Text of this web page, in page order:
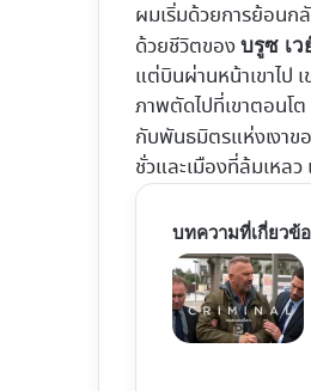
ผมเริ่มด้วยการย้อนก
ด้วยชีวิตของบรูซ เว
แต่บินผ่านหน้าเขาไป
ภาพตัดไปที่เขาตอนโ
กับพันธมิตรแห่งเงาข
ชั่วและเมืองที่ล้มเหล
บทความที่เกี่ยวข้